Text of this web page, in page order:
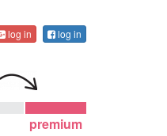
log in log in
premium